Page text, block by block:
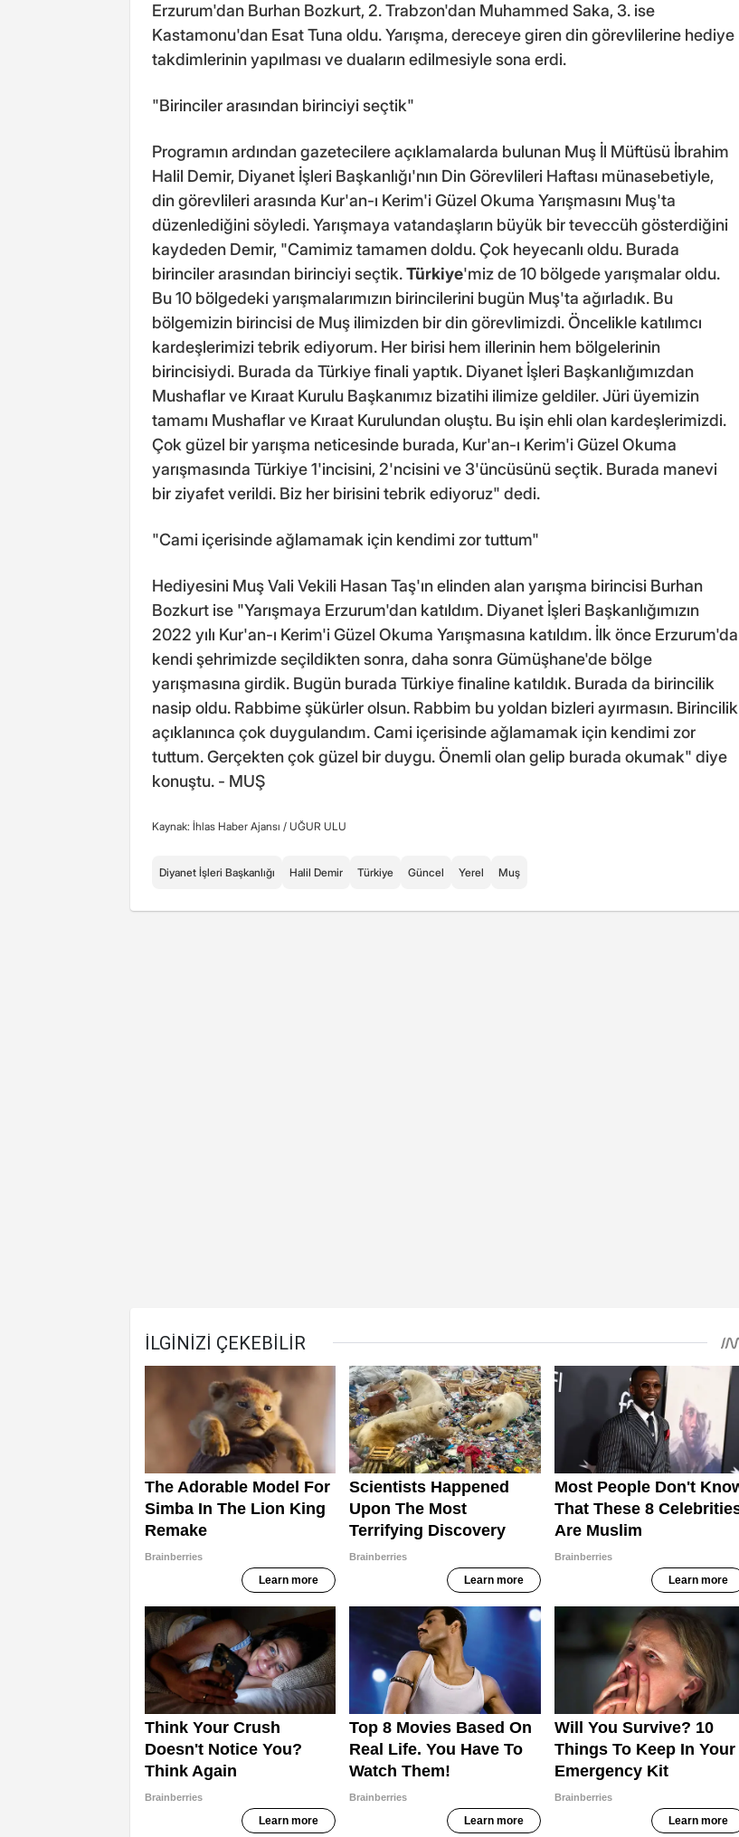
Erzurum'dan Burhan Bozkurt, 2. Trabzon'dan Muhammed Saka, 3. ise
Kastamonu'dan Esat Tuna oldu. Yarışma, dereceye giren din görevlilerine hediye
takdimlerinin yapılması ve duaların edilmesiyle sona erdi.
"Birinciler arasından birinciyi seçtik"
Programın ardından gazetecilere açıklamalarda bulunan Muş İl Müftüsü İbrahim
Halil Demir, Diyanet İşleri Başkanlığı'nın Din Görevlileri Haftası münasebetiyle,
din görevlileri arasında Kur'an-ı Kerim'i Güzel Okuma Yarışmasını Muş'ta
düzenlediğini söyledi. Yarışmaya vatandaşların büyük bir teveccüh gösterdiğini
kaydeden Demir, "Camimiz tamamen doldu. Çok heyecanlı oldu. Burada
birinciler arasından birinciyi seçtik.Türkiye'miz de 10 bölgede yarışmalar oldu.
Bu 10 bölgedeki yarışmalarımızın birincilerini bugün Muş'ta ağırladık. Bu
bölgemizin birincisi de Muş ilimizden bir din görevlimizdi. Öncelikle katılımcı
kardeşlerimizi tebrik ediyorum. Her birisi hem illerinin hem bölgelerinin
birincisiydi. Burada da Türkiye finali yaptık. Diyanet İşleri Başkanlığımızdan
Mushaflar ve Kıraat Kurulu Başkanımız bizatihi ilimize geldiler. Jüri üyemizin
tamamı Mushaflar ve Kıraat Kurulundan oluştu. Bu işin ehli olan kardeşlerimizdi.
Çok güzel bir yarışma neticesinde burada, Kur'an-ı Kerim'i Güzel Okuma
yarışmasında Türkiye 1'incisini, 2'ncisini ve 3'üncüsünü seçtik. Burada manevi
bir ziyafet verildi. Biz her birisini tebrik ediyoruz" dedi.
"Cami içerisinde ağlamamak için kendimi zor tuttum"
Hediyesini Muş Vali Vekili Hasan Taş'ın elinden alan yarışma birincisi Burhan
Bozkurt ise "Yarışmaya Erzurum'dan katıldım. Diyanet İşleri Başkanlığımızın
2022 yılı Kur'an-ı Kerim'i Güzel Okuma Yarışmasına katıldım. İlk önce Erzurum'da
kendi şehrimizde seçildikten sonra, daha sonra Gümüşhane'de bölge
yarışmasına girdik. Bugün burada Türkiye finaline katıldık. Burada da birincilik
nasip oldu. Rabbime şükürler olsun. Rabbim bu yoldan bizleri ayırmasın. Birincilik
açıklanınca çok duygulandım. Cami içerisinde ağlamamak için kendimi zor
tuttum. Gerçekten çok güzel bir duygu. Önemli olan gelip burada okumak" diye
konuştu. - MUŞ
Kaynak: İhlas Haber Ajansı / UĞUR ULU
Diyanet İşleri Başkanlığı Halil Demir Türkiye Güncel Yerel Muş